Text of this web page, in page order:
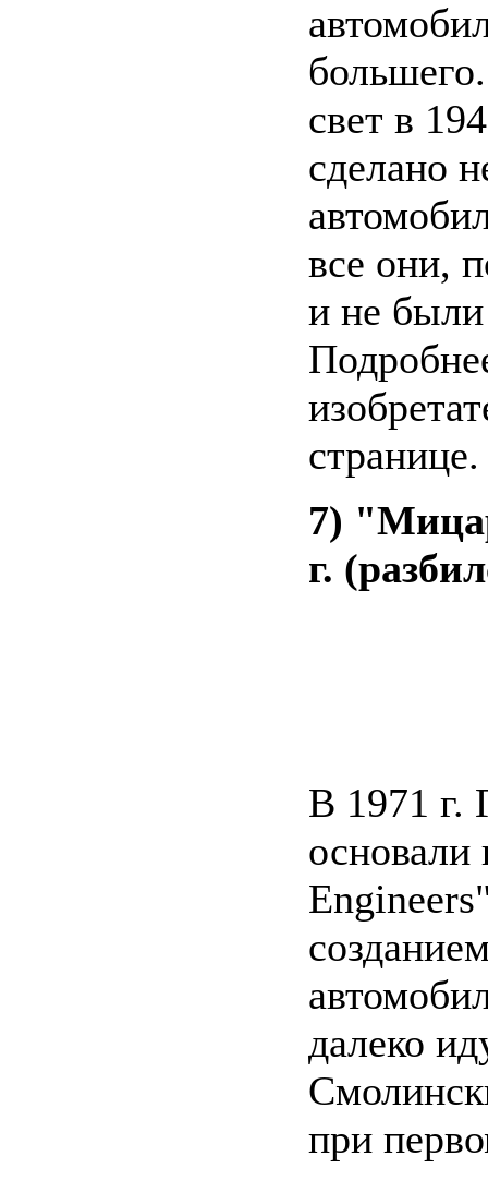
свет в
сделано
все они,
и не
странице.
7)
г.
В 1971 г.
далеко
при